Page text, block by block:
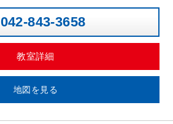
042-843-3658
教室詳細
地図を見る